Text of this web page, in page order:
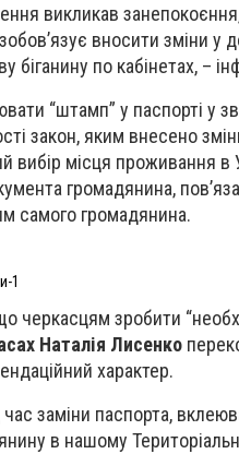
викликав
вносити зміни у
по кабінетах, –
“штамп” у паспорті у
закон, яким внесено
вибір місця проживання в
громадянина,
самого громадянина.
1
черкасцям зробити
Наталія Лисенко
характер.
заміни паспорта,
в нашому